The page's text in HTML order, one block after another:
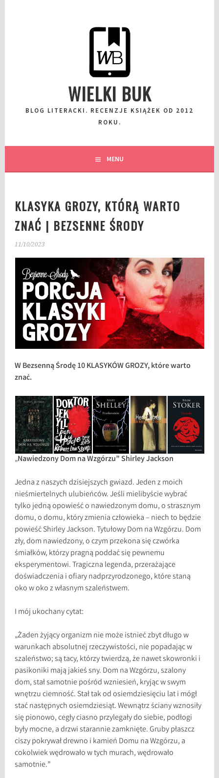
WIELKI BUK
BLOG LITERACKI. RECENZJE KSIĄŻEK OD 2012
ROKU.
MENU
KLASYKA GROZY, KTÓRĄ WARTO
ZNAĆ | BEZSENNE ŚRODY
11/10/2023
W Bezsenną Środę 10 KLASYKÓW GROZY, które warto
znać.
„Nawiedzony Dom na Wzgórzu” Shirley Jackson
Jedna z naszych dzisiejszych gwiazd. Jeden z moich
nieśmiertelnych ulubieńców. Jeśli mielibyście wybrać
tylko jedną opowieść o nawiedzonym domu, o strasznym
domu, o domu, który zmienia człowieka – niech to będzie
powieść Shirley Jackson. Tytułowy Dom na Wzgórzu. Dom
zły, dom nawiedzony, o czym przekona się czwórka
śmiałków, którzy pragną poddać się pewnemu
eksperymentowi. Tragiczna legenda, przerażające
doświadczenia i ofiary nadprzyrodzonego, które staną
oko w oko z własnym szaleństwem.
I mój ukochany cytat:
„Żaden żyjący organizm nie może istnieć zbyt długo w
warunkach absolutnej rzeczywistości, nie popadając w
szaleństwo; są tacy, którzy twierdzą, że nawet skowronki i
pasikoniki mają jakieś sny. Dom na Wzgórzu, szalony
dom, stał samotnie pośród wzniesień, kryjąc w swym
wnętrzu ciemność. Stał tak od osiemdziesięciu lat i mógł
stać następnych osiemdziesiąt. Wewnątrz ściany wznosiły
się pionowo, cegły ciasno przylegały do siebie, podłogi
były mocne, a drzwi starannie zamknięte. Gruby płaszcz
ciszy pokrywał drewno i kamień Domu na Wzgórzu, a
cokolwiek wędrowało w tych murach, wędrowało
samotnie.”